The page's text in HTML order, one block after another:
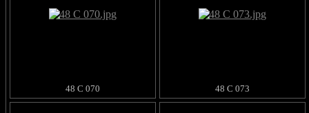
48 C 070 48 C 073